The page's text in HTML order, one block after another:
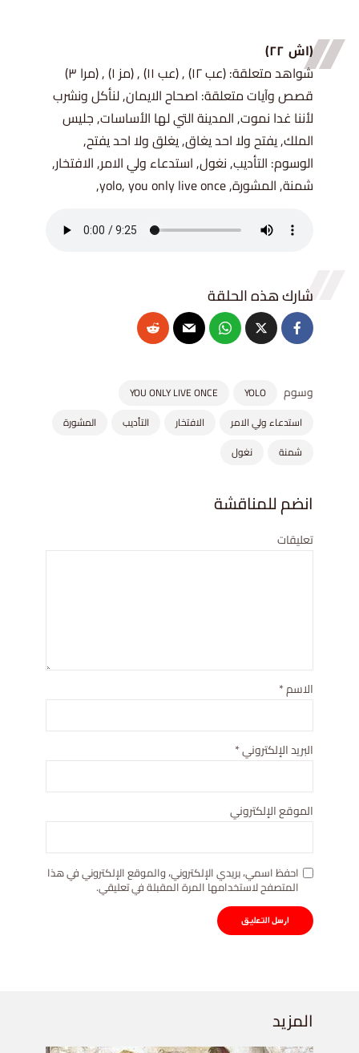
(اش ٢٢)
شواهد متعلقة: (عب ١٢) , (عب ١١) , (مز ١) , (مرا ٣)
قصص وآيات متعلقة: اصحاح الايمان, لنأكل ونشرب
لأننا غدا نموت, المدينة التي لها الأساسات, جليس
الملك, يفتح ولا احد يغاق, يغلق ولا احد يفتح,
الوسوم: التأديب, نغول, استدعاء ولي الامر, الافتخار,
شمنة, المشورة, yolo, you only live once,
وسوم YOLO
YOU ONLY LIVE ONCE
استدعاء ولي الامر
الافتخار التأديب
المشورة
شمنة
نغول
انضم للمناقشة
تعليقات
الاسم*
البريد الإلكتروني*
الموقع الإلكتروني
احفظ اسمي، بريدي الإلكتروني، والموقع الإلكتروني في هذا
المتصفح لاستخدامها المرة المقبلة في تعليقي.
المزيد